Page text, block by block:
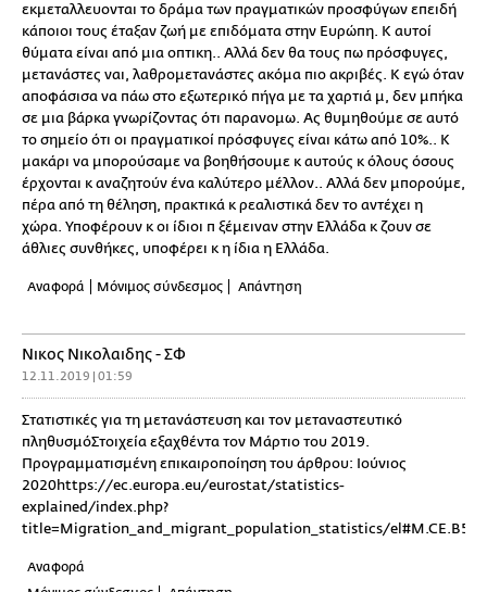
εκμεταλλευονται το δράμα των πραγματικών προσφύγων επειδή
κάποιοι τους έταξαν ζωή με επιδόματα στην Ευρώπη. Κ αυτοί
θύματα είναι από μια οπτικη.. Αλλά δεν θα τους πω πρόσφυγες,
μετανάστες ναι, λαθρομετανάστες ακόμα πιο ακριβές. Κ εγώ όταν
αποφάσισα να πάω στο εξωτερικό πήγα με τα χαρτιά μ, δεν μπήκα
σε μια βάρκα γνωρίζοντας ότι παρανομω. Ας θυμηθούμε σε αυτό
το σημείο ότι οι πραγματικοί πρόσφυγες είναι κάτω από 10%.. Κ
μακάρι να μπορούσαμε να βοηθήσουμε κ αυτούς κ όλους όσους
έρχονται κ αναζητούν ένα καλύτερο μέλλον.. Αλλά δεν μπορούμε,
πέρα από τη θέληση, πρακτικά κ ρεαλιστικά δεν το αντέχει η
χώρα. Υποφέρουν κ οι ίδιοι π ξέμειναν στην Ελλάδα κ ζουν σε
άθλιες συνθήκες, υποφέρει κ η ίδια η Ελλάδα.
Αναφορά Μόνιμος σύνδεσμος Απάντηση
Νικος Νικολαιδης - ΣΦ
12.11.2019 | 01:59
Στατιστικές για τη μετανάστευση και τον μεταναστευτικό
πληθυσμόΣτοιχεία εξαχθέντα τον Μάρτιο του 2019.
Προγραμματισμένη επικαιροποίηση του άρθρου: Ιούνιος
2020https://ec.europa.eu/eurostat/statistics-
explained/index.php?
title=Migration_and_migrant_population_statistics/
Αναφορά